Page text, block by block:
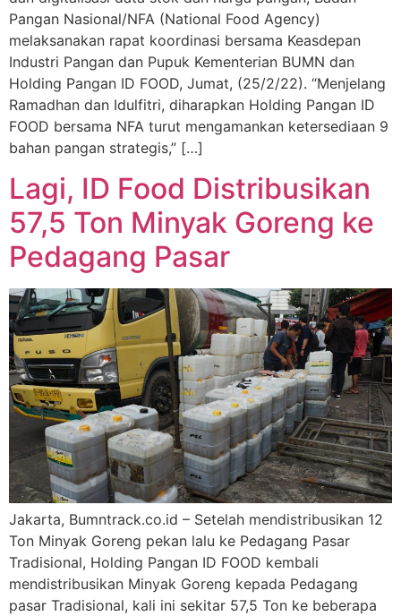
Pangan Nasional/NFA (National Food Agency)
melaksanakan rapat koordinasi bersama Keasdepan
Industri Pangan dan Pupuk Kementerian BUMN dan
Holding Pangan ID FOOD, Jumat, (25/2/22). “Menjelang
Ramadhan dan Idulfitri, diharapkan Holding Pangan ID
FOOD bersama NFA turut mengamankan ketersediaan 9
bahan pangan strategis,” […]
Lagi, ID Food Distribusikan
57,5 Ton Minyak Goreng ke
Pedagang Pasar
Jakarta, Bumntrack.co.id – Setelah mendistribusikan 12
Ton Minyak Goreng pekan lalu ke Pedagang Pasar
Tradisional, Holding Pangan ID FOOD kembali
mendistribusikan Minyak Goreng kepada Pedagang
pasar Tradisional, kali ini sekitar 57,5 Ton ke beberapa